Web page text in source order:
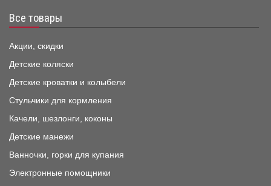
Все товары
Акции, скидки
Детские коляски
Детские кроватки и колыбели
Стульчики для кормления
Качели, шезлонги, коконы
Детские манежи
Ванночки, горки для купания
Электронные помощники